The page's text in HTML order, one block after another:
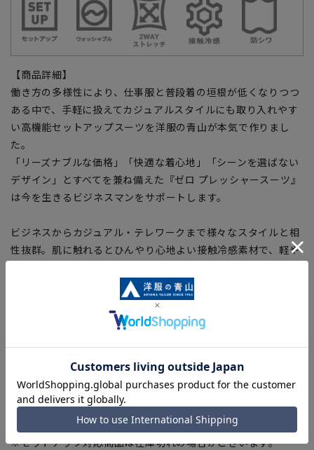
【商品詳細】
働き方の多様性により、仕事服と普段着の垣根が低くなりつつ
ある中で、手軽に扱えてカジュアルスタイルにも取り入れやす
い高機能セットアップスーツを洋服の青山が本気で作りまし
た。
「リーズナブルな価格」「快適な着心地」「シーンを選ばない
デザイン」とすべてを兼ね備えた『ゼロ プレッシャースーツ』
は今を生きるビジネスマンをサポートします。
ビジネスからカジュアル・テレワークまで様々なスタイルと相
性抜群。肌に触れるとひんやり心地よい接触冷感素材で、軽や
り要望の多かったジャケットの内ポケットを追加し、より使い
やすく満足していただける新仕様。タテヨコに伸びる2WAYス
トレッチで動きやすく、リラックス感のある着心地はテレワー
■こちらはジャケットのみ販売となります。
セットアップ対応商品と組み合わせいただくことでスーツとし
て着用いただけます。
スラックス：70021
※セットアップ対応商品は在庫切れの場合がございます。